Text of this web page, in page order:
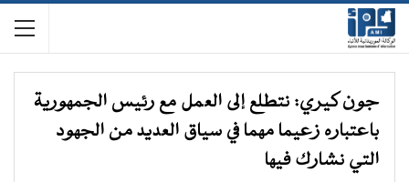
جون كيري: نتطلع إلى العمل مع رئيس الجمهورية
باعتباره زعيما مهما في سياق العديد من الجهود
التي نشارك فيها